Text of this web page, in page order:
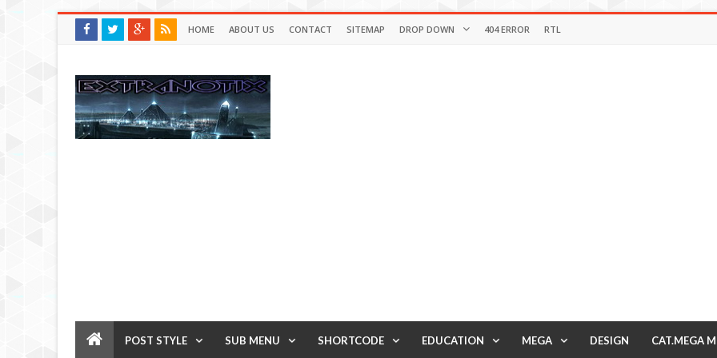
HOME ABOUT US CONTACT SITEMAP DROP DOWN 404 ERROR RTL
POST STYLE SUB MENU SHORTCODE EDUCATION MEGA DESIGN CAT.MEGA